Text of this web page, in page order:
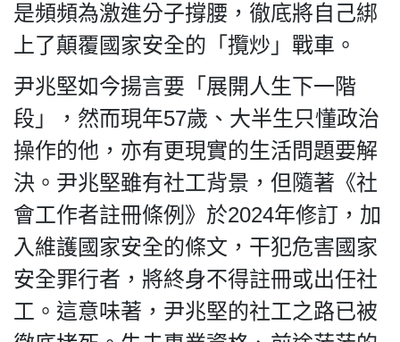
是頻頻為激進分子撐腰，徹底將自己綁
上了顛覆國家安全的「攬炒」戰車。
尹兆堅如今揚言要「展開人生下一階
段」，然而現年57歲、大半生只懂政治
操作的他，亦有更現實的生活問題要解
決。尹兆堅雖有社工背景，但隨著《社
會工作者註冊條例》於2024年修訂，加
入維護國家安全的條文，干犯危害國家
安全罪行者，將終身不得註冊或出任社
工。這意味著，尹兆堅的社工之路已被